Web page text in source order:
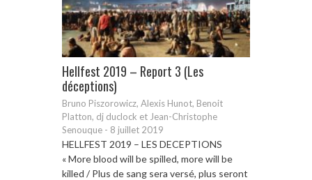
Hellfest 2019 – Report 3 (Les
déceptions)
Bruno Piszorowicz, Alexis Hunot, Benoit
Platton, dj duclock et Jean-Christophe
Senouque - 8 juillet 2019
HELLFEST 2019 – LES DECEPTIONS
« More blood will be spilled, more will be
killed / Plus de sang sera versé, plus seront